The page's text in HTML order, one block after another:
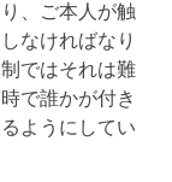
、ご本人が触
なければなり
ではそれは難
で誰かが付き
ようにしてい